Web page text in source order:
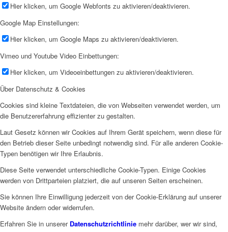
Hier klicken, um Google Webfonts zu aktivieren/deaktivieren.
Google Map Einstellungen:
Hier klicken, um Google Maps zu aktivieren/deaktivieren.
Vimeo und Youtube Video Einbettungen:
Hier klicken, um Videoeinbettungen zu aktivieren/deaktivieren.
Über Datenschutz & Cookies
Cookies sind kleine Textdateien, die von Webseiten verwendet werden, um
die Benutzererfahrung effizienter zu gestalten.
Laut Gesetz können wir Cookies auf Ihrem Gerät speichern, wenn diese für
den Betrieb dieser Seite unbedingt notwendig sind. Für alle anderen Cookie-
Typen benötigen wir Ihre Erlaubnis.
Diese Seite verwendet unterschiedliche Cookie-Typen. Einige Cookies
werden von Drittparteien platziert, die auf unseren Seiten erscheinen.
Sie können Ihre Einwilligung jederzeit von der Cookie-Erklärung auf unserer
Website ändern oder widerrufen.
Erfahren Sie in unserer Datenschutzrichtlinie mehr darüber, wer wir sind,